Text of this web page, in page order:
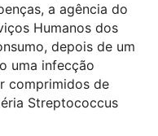
a agência do
Humanos dos
depois de um
uma infecção
comprimidos de
Streptococcus